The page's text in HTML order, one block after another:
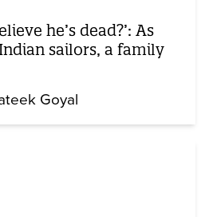
he’s dead?’: As
sailors, a family
Goyal